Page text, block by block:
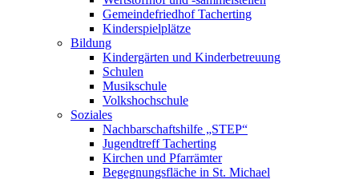
Gemeindefriedhof Tacherting
Kinderspielplätze
Bildung
Kindergärten und Kinderbetreuung
Schulen
Musikschule
Volkshochschule
Soziales
Nachbarschaftshilfe „STEP“
Jugendtreff Tacherting
Kirchen und Pfarrämter
Begegnungsfläche in St. Michael